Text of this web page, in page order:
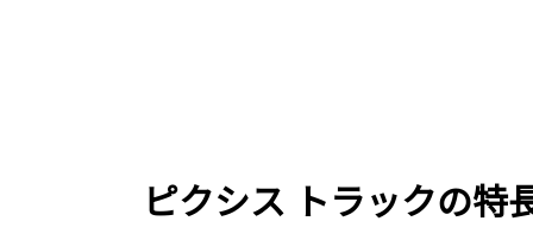
ピクシス トラックの特